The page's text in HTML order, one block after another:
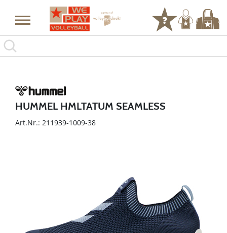
HUMMEL HMLTATUM SEAMLESS
Art.Nr.: 211939-1009-38